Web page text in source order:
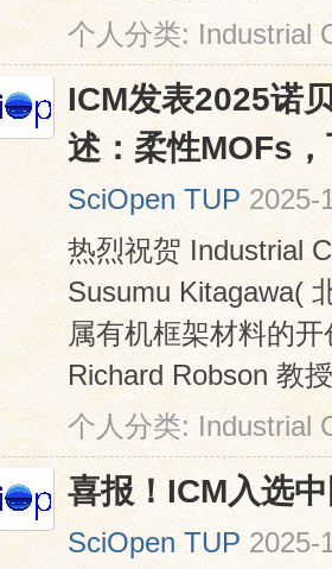
个人分类: Industrial
ICM发表2025诺
述：柔性MOFs
SciOpen TUP 2025-
热烈祝贺 Industrial
Susumu Kitagawa(
属有机框架材料的
Richard Robson 教
个人分类: Industrial
喜报！ICM入选
SciOpen TUP 2025-